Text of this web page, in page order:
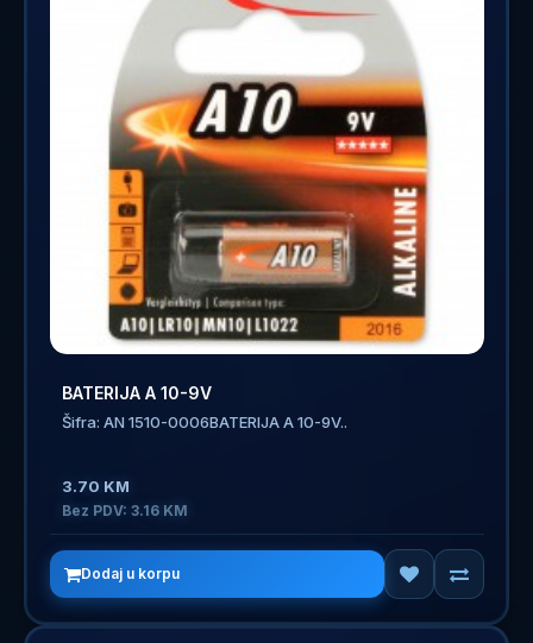
BATERIJA A 10-9V
Šifra: AN 1510-0006BATERIJA A 10-9V..
3.70 KM
Bez PDV: 3.16 KM
Dodaj u korpu